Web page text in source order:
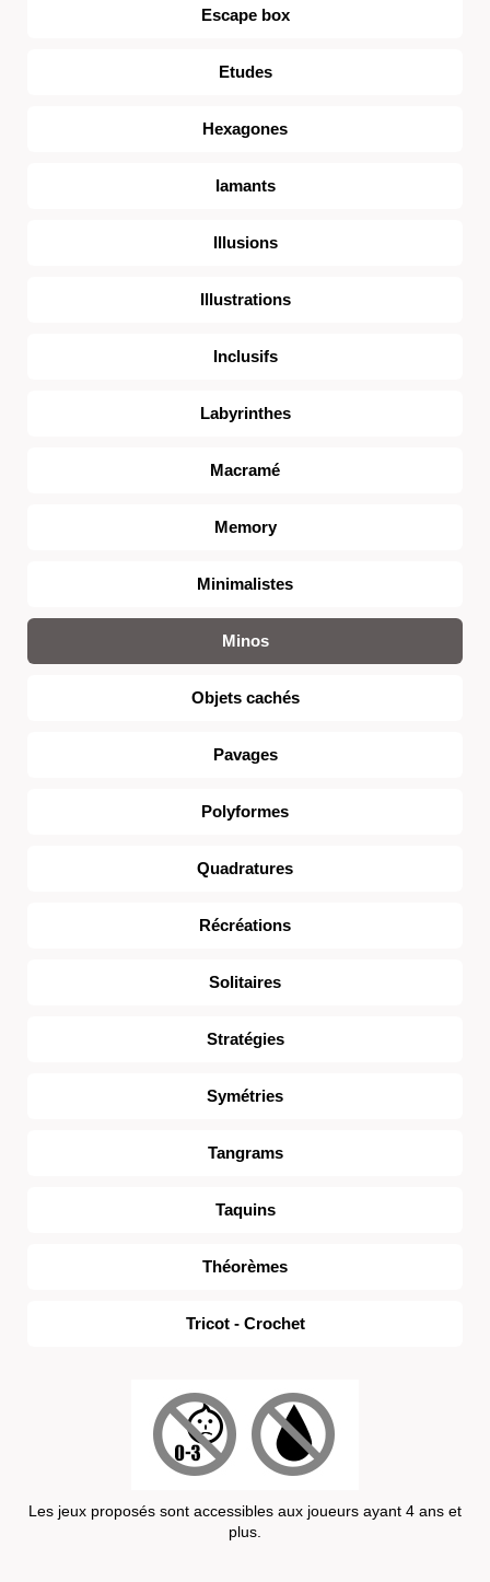
Escape box
Etudes
Hexagones
Iamants
Illusions
Illustrations
Inclusifs
Labyrinthes
Macramé
Memory
Minimalistes
Minos
Objets cachés
Pavages
Polyformes
Quadratures
Récréations
Solitaires
Stratégies
Symétries
Tangrams
Taquins
Théorèmes
Tricot - Crochet
Les jeux proposés sont accessibles aux joueurs ayant 4 ans et
plus.